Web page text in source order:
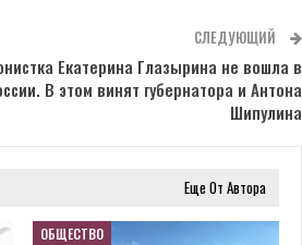
СЛЕДУЮЩИЙ
Екатерина Глазырина не вошла в
В этом винят губернатора и Антона
Шипулина
Еще От Автора
ОБЩЕСТВО